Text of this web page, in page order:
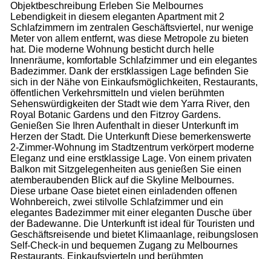
Objektbeschreibung Erleben Sie Melbournes
Lebendigkeit in diesem eleganten Apartment mit 2
Schlafzimmern im zentralen Geschäftsviertel, nur wenige
Meter von allem entfernt, was diese Metropole zu bieten
hat. Die moderne Wohnung besticht durch helle
Innenräume, komfortable Schlafzimmer und ein elegantes
Badezimmer. Dank der erstklassigen Lage befinden Sie
sich in der Nähe von Einkaufsmöglichkeiten, Restaurants,
öffentlichen Verkehrsmitteln und vielen berühmten
Sehenswürdigkeiten der Stadt wie dem Yarra River, den
Royal Botanic Gardens und den Fitzroy Gardens.
Genießen Sie Ihren Aufenthalt in dieser Unterkunft im
Herzen der Stadt. Die Unterkunft Diese bemerkenswerte
2-Zimmer-Wohnung im Stadtzentrum verkörpert moderne
Eleganz und eine erstklassige Lage. Von einem privaten
Balkon mit Sitzgelegenheiten aus genießen Sie einen
atemberaubenden Blick auf die Skyline Melbournes.
Diese urbane Oase bietet einen einladenden offenen
Wohnbereich, zwei stilvolle Schlafzimmer und ein
elegantes Badezimmer mit einer eleganten Dusche über
der Badewanne. Die Unterkunft ist ideal für Touristen und
Geschäftsreisende und bietet Klimaanlage, reibungslosen
Self-Check-in und bequemen Zugang zu Melbournes
Restaurants, Einkaufsvierteln und berühmten